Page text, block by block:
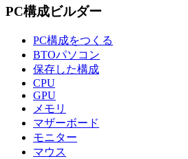
PC構成ビルダー
PC構成をつくる
BTOパソコン
保存した構成
CPU
GPU
メモリ
マザーボード
モニター
マウス